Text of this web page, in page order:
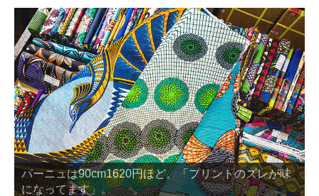
蓋つきのセネガルのパニエMサイズ6050円など。手提
げカゴもあり。